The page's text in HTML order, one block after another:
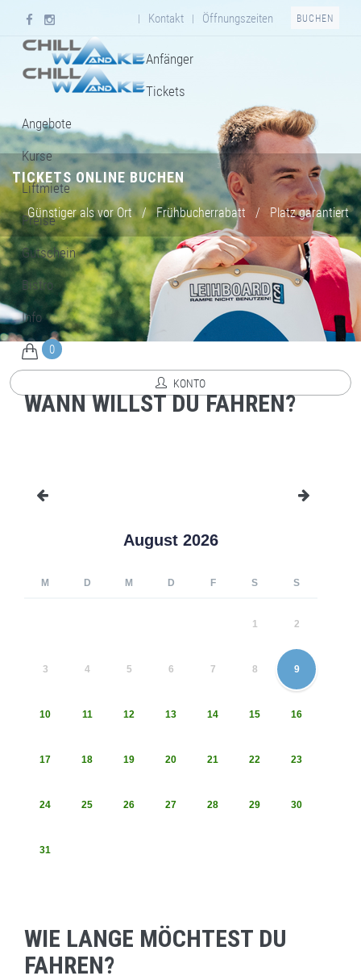
| Kontakt | Öffnungszeiten BUCHEN
Anfänger
Tickets
Angebote
Kurse
Liftmiete
Preise
Gutschein
Bistro
Info
0
KONTO
TICKETS ONLINE BUCHEN
Günstiger als vor Ort / Frühbucherrabatt / Platz garantiert
WANN WILLST DU FAHREN?
August 2026
M D M D F S S
1 2
3 4 5 6 7 8 9
10 11 12 13 14 15 16
17 18 19 20 21 22 23
24 25 26 27 28 29 30
31
WIE LANGE MÖCHTEST DU
FAHREN?